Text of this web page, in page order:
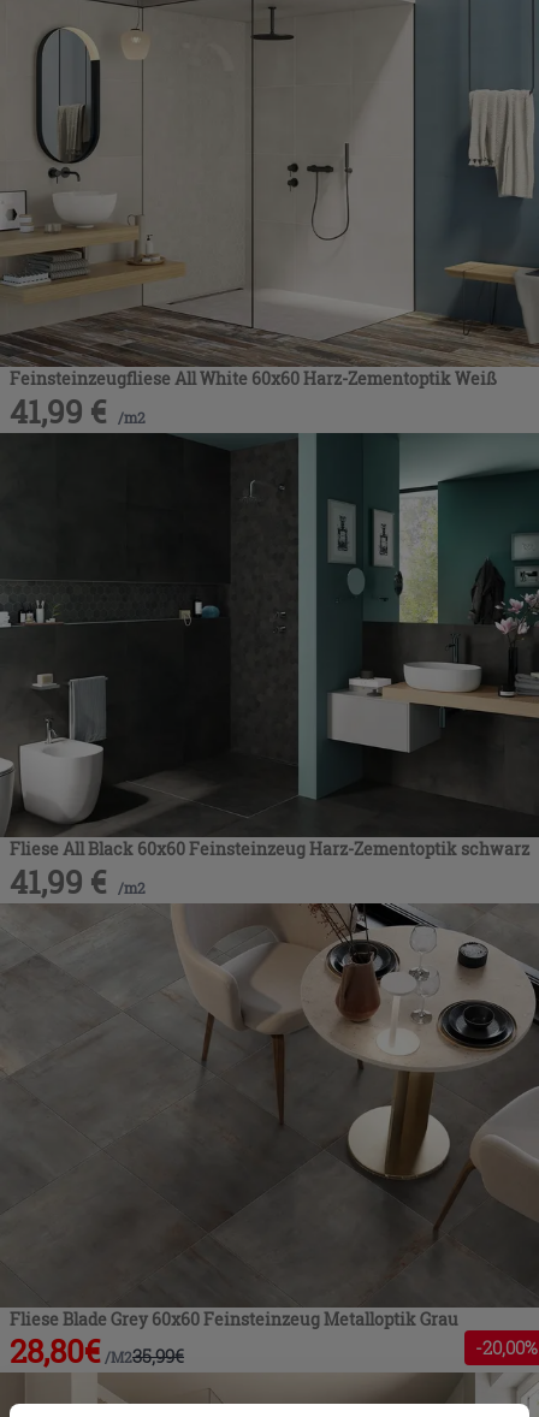
Feinsteinzeugfliese All White 60x60 Harz-Zementoptik Weiß
41,99 € /m2
Fliese All Black 60x60 Feinsteinzeug Harz-Zementoptik schwarz
41,99 € /m2
Fliese Blade Grey 60x60 Feinsteinzeug Metalloptik Grau
28,80€ /M235,99€ -20,00%